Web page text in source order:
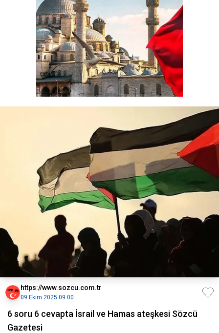
https://www.sozcu.com.tr
09 Ekim 2025 09:00
6 soru 6 cevapta İsrail ve Hamas ateşkesi Sözcü
Gazetesi